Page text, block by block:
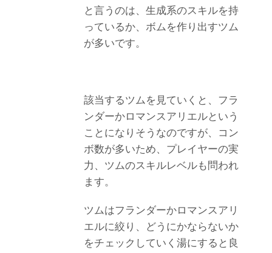
と言うのは、生成系のスキルを持
っているか、ボムを作り出すツム
が多いです。
該当するツムを見ていくと、フラ
ンダーかロマンスアリエルという
ことになりそうなのですが、コン
ボ数が多いため、プレイヤーの実
力、ツムのスキルレベルも問われ
ます。
ツムはフランダーかロマンスアリ
エルに絞り、どうにかならないか
をチェックしていく湯にすると良